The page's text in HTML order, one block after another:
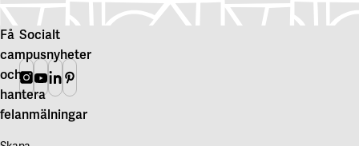
Få
campusnyheter
och
hantera
felanmälningar
Socialt
Instagram
Youtube
Linkedin
Pinterest